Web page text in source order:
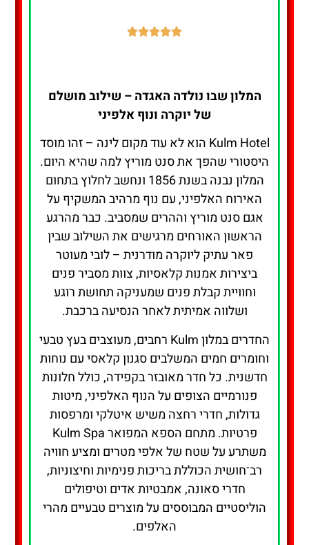
המלון שבו נולדה האגדה – שילוב מושלם
של יוקרה ונוף אלפיני
Kulm Hotel הוא לא עוד מקום לינה – זהו מוסד
היסטורי שהפך את סנט מוריץ למה שהיא היום.
המלון נבנה בשנת 1856 ונחשב לחלוץ בתחום
האירוח האלפיני, עם נוף מרהיב המשקיף על
אגם סנט מוריץ וההרים שמסביב. כבר מהרגע
הראשון האורחים מרגישים את השילוב שבין
פאר עתיק ליוקרה מודרנית – לובי מעוטר
ביצירות אמנות קלאסיות, צוות מסביר פנים
וחוויית קבלת פנים שמעניקה תחושת רוגע
ושלווה אמיתית לאחר הנסיעה ברכבת.
החדרים במלון Kulm רחבים, מעוצבים בעץ טבעי
וחומרים חמים המשלבים סגנון קלאסי עם נוחות
חדשנית. כל חדר מאובזר בקפידה, כולל חלונות
פנורמיים הצופים על הנוף האלפיני, מיטות
גדולות, חדרי רחצה משיש איטלקי ומרפסות
פרטיות. מתחם הספא המפואר Kulm Spa
משתרע על שטח של אלפי מטרים ומציע חוויה
רב־חושית הכוללת בריכות פנימיות וחיצוניות,
חדרי סאונה, אמבטיות אדים וטיפולים
הוליסטיים המבוססים על מוצרים טבעיים מהרי
האלפים.